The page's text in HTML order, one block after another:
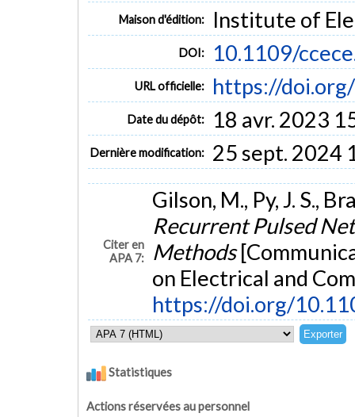
Maison d'édition: Institute of
DOI: 10.1109/
URL officielle: https://
Date du dépôt: 18 avr. 2023
Dernière modification: 25 sept. 2024
Citer en
APA 7:
Gilson, M., Py, J. S.,
Recurrent Pulsed
Methods
on Electrical and
https://doi.org/
Statistiques
Actions réservées au personnel